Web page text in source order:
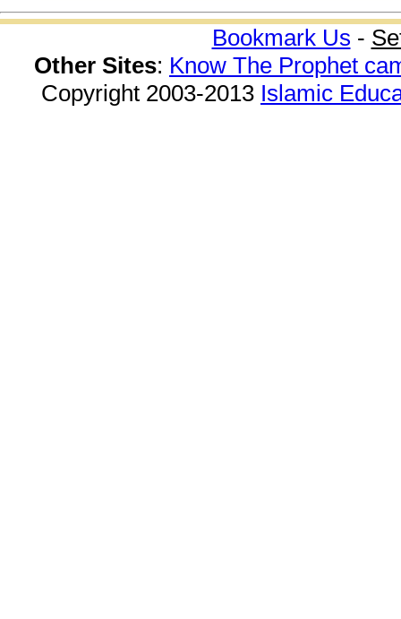
Bookmark Us -
Other Sites: Know The Prophet
Copyright 2003-2013 Islamic